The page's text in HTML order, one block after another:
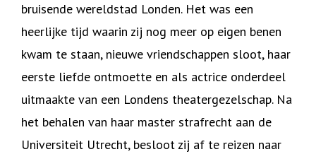
bruisende wereldstad Londen. Het was een
heerlijke tijd waarin zij nog meer op eigen benen
kwam te staan, nieuwe vriendschappen sloot, haar
eerste liefde ontmoette en als actrice onderdeel
uitmaakte van een Londens theatergezelschap. Na
het behalen van haar master strafrecht aan de
Universiteit Utrecht, besloot zij af te reizen naar